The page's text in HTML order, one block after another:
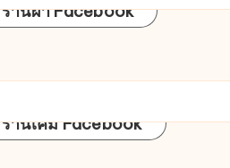
ร้านผ้า Facebook
ร้านเคมี Facebook